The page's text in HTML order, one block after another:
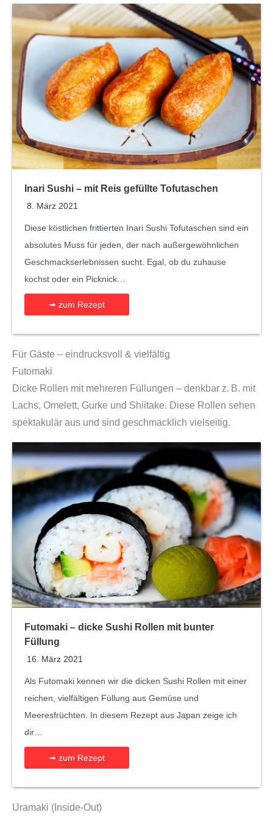
Inari Sushi – mit Reis gefüllte Tofutaschen
8. März 2021
Diese köstlichen frittierten Inari Sushi Tofutaschen sind ein
absolutes Muss für jeden, der nach außergewöhnlichen
Geschmackserlebnissen sucht. Egal, ob du zuhause
kochst oder ein Picknick…
➟ zum Rezept
Für Gäste – eindrucksvoll & vielfältig
Futomaki
Dicke Rollen mit mehreren Füllungen – denkbar z. B. mit
Lachs, Omelett, Gurke und Shiitake. Diese Rollen sehen
spektakulär aus und sind geschmacklich vielseitig.
Futomaki – dicke Sushi Rollen mit bunter
Füllung
16. März 2021
Als Futomaki kennen wir die dicken Sushi Rollen mit einer
reichen, vielfältigen Füllung aus Gemüse und
Meeresfrüchten. In diesem Rezept aus Japan zeige ich
dir…
➟ zum Rezept
Uramaki (Inside-Out)